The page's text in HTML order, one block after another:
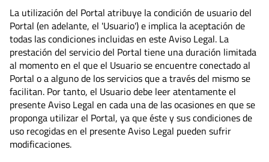
La utilización del Portal atribuye la condición de usuario del
Portal (en adelante, el 'Usuario') e implica la aceptación de
todas las condiciones incluidas en este Aviso Legal. La
prestación del servicio del Portal tiene una duración limitada
al momento en el que el Usuario se encuentre conectado al
Portal o a alguno de los servicios que a través del mismo se
facilitan. Por tanto, el Usuario debe leer atentamente el
presente Aviso Legal en cada una de las ocasiones en que se
proponga utilizar el Portal, ya que éste y sus condiciones de
uso recogidas en el presente Aviso Legal pueden sufrir
modificaciones.